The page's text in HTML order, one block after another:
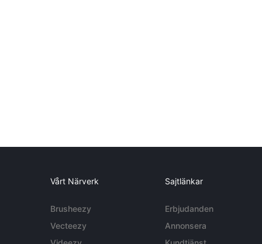
Vårt Närverk
Brusheezy
Vecteezy
Sajtlänkar
Erbjudanden
Annonsera